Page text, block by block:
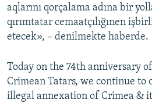
aqlarını qorçalama adına bir
qırımtatar cemaatçılığınen
etecek», – denilmekte haberde.
Today on the 74th anniversary
Crimean Tatars, we continue to
illegal annexation of Crimea &